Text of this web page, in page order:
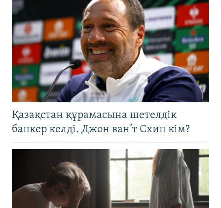
Қазақстан құрамасына шетелдік
бапкер келді. Джон ван’т Схип кім?